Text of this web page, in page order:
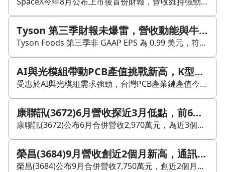
Tyson 第三季財報未爆雷，營收動能與牛肉業務壓力仍待觀察
Tyson Foods 第三季非 GAAP EPS 為 0.99 美元，符合市場預期，但營收 138.7 億美元，年減 0.1%，且略低於市場預估，財報公布後股價回跌約 3%。 從內容來看，市場更在意的不是單季獲利是否達標，而是營收動能能否延續。對 Tyson 這類偏原物料與加工鏈的公司而言，當銷售沒有明顯成長、產品組合又受到牛肉事業壓力影響時，後續毛利與營運槓桿就較難放大。 目前外界關注的焦點，已不只是公司是否出現單季失誤，而是核心事業能否重新回到成長節奏。報導也指出，牛肉部門仍面臨挑戰，短期內基本面壓力可能持續存在。 另一方面，美國近期批准從墨西哥進口牛隻的政策變化，也被視為值得追蹤的供應鏈因素。這類調整未必立刻反映在當季財報，但若後續有助於原料取得、供應穩定度或成本結構改善，對 Tyson 這種肉品加工大廠的影響，可能比單季營收小幅 miss 更深遠。 整體來看，這份財報沒有出現明顯爆雷，但也還看不到壓力完全解除的跡象。接下來值得持續觀察的，是牛肉業務何時止穩，以及供應鏈改善能否轉化為後續毛利支撐。
AI與光模組帶動PCB產值挑戰新高，K型化與海外布局成焦點
受惠於AI與光模組需求強勁，台灣PCB產業鏈產值今年預期將成長15%，挑戰1.5兆元歷史新高。其中，載板與銅箔基板（CCL）成為主要成長引擎，高階玻纖布與高階銅箔等關鍵材料供應吃緊，也帶動產品量價齊揚，進一步優化廠商的產品組合。 台灣電路板協會（TPCA）指出，PCB產業正呈現「K型化」發展，產能高度集中於AI相關產品，而非AI應用需求則相對疲弱。協會提醒企業，在掌握商機之餘，也應評估產品與客戶集中度，並強化財務韌性，以因應未來可能的折舊壓力。同時，AI導入也帶來治理挑戰，企業需訂定明確的生成式AI使用準則，防範機密外洩及新型網路攻擊。 在供應鏈布局方面，為因應全球供應鏈重組，台灣PCB族群正積極向東南亞擴張。東南亞正逐步轉型為高階伺服器與半導體供應鏈的重要節點，業界期望透過「台灣研發、海外製造」的雙軸資源配置，進一步提升全球交付能力與供應鏈韌性。
康聯訊(3672)6月營收探近3月低點，前6月年減近5成反映什麼？
康聯訊(3672)公布6月合併營收2,970萬元，為近3個月以來新低，月減7%，年減48.57%，呈現同步衰退。 累計2023年前6個月營收約1.98億元，較去年同期年減48.52%。就原文資訊來看，康聯訊(3672)目前的營收表現偏弱，且上半年累計數據也延續年減趨勢。
榮昌(3684)9月營收創近2個月新高，通訊設備動能有何變化？
榮昌(3684)公布9月合併營收7,750萬元，創近2個月以來新高，月增15.14%，年增28.12%，呈現雙雙成長。累計2024年1月至9月營收約6.68億元，年增4.62%。整體來看，9月營收回升與累計營收維持成長，顯示公司在電子中游通訊設備領域的營運表現有所改善。